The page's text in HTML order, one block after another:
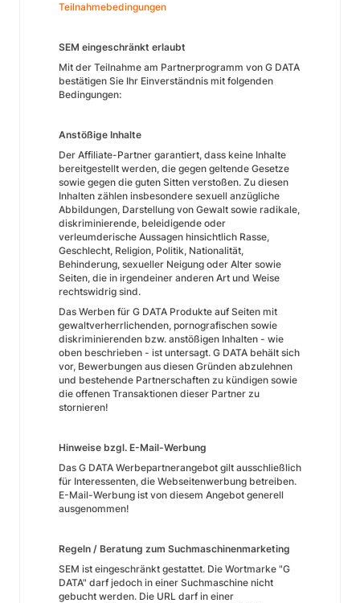
Teilnahmebedingungen
SEM eingeschränkt erlaubt
Mit der Teilnahme am Partnerprogramm von G DATA
bestätigen Sie Ihr Einverständnis mit folgenden
Bedingungen:
Anstößige Inhalte
Der Affiliate-Partner garantiert, dass keine Inhalte
bereitgestellt werden, die gegen geltende Gesetze
sowie gegen die guten Sitten verstoßen. Zu diesen
Inhalten zählen insbesondere sexuell anzügliche
Abbildungen, Darstellung von Gewalt sowie radikale,
diskriminierende, beleidigende oder
verleumderische Aussagen hinsichtlich Rasse,
Geschlecht, Religion, Politik, Nationalität,
Behinderung, sexueller Neigung oder Alter sowie
Seiten, die in irgendeiner anderen Art und Weise
rechtswidrig sind.
Das Werben für G DATA Produkte auf Seiten mit
gewaltverherrlichenden, pornografischen sowie
diskriminierenden bzw. anstößigen Inhalten - wie
oben beschrieben - ist untersagt. G DATA behält sich
vor, Bewerbungen aus diesen Gründen abzulehnen
und bestehende Partnerschaften zu kündigen sowie
die offenen Transaktionen dieser Partner zu
stornieren!
Hinweise bzgl. E-Mail-Werbung
Das G DATA Werbepartnerangebot gilt ausschließlich
für Interessenten, die Webseitenwerbung betreiben.
E-Mail-Werbung ist von diesem Angebot generell
ausgenommen!
Regeln / Beratung zum Suchmaschinenmarketing
SEM ist eingeschränkt gestattet. Die Wortmarke "G
DATA" darf jedoch in einer Suchmaschine nicht
gebucht werden. Die URL darf in einer